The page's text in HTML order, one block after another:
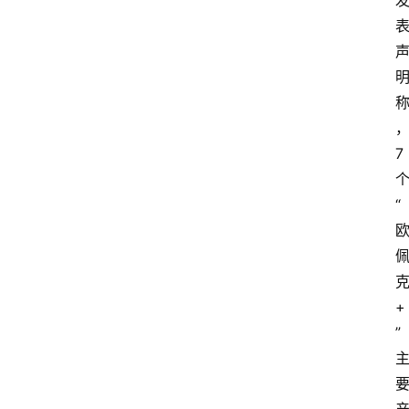
表
声
明
称
，
7
个
“
欧
佩
克
+
”
主
要